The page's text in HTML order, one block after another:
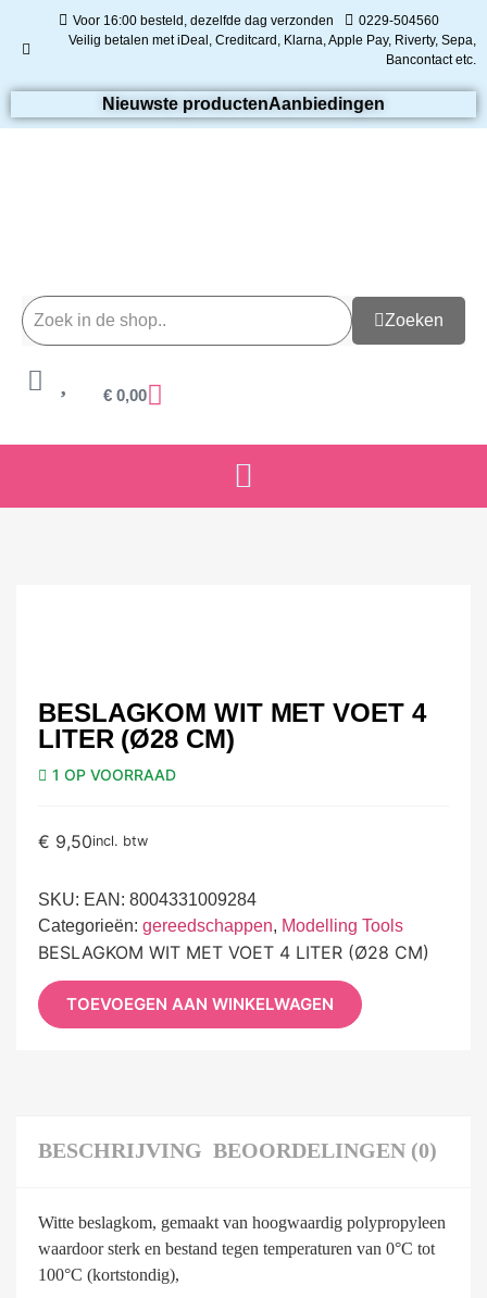
Voor 16:00 besteld, dezelfde dag verzonden
0229-504560
Veilig betalen met iDeal, Creditcard, Klarna, Apple Pay, Riverty, Sepa,
Bancontact etc.
Nieuwste productenAanbiedingen
Zoeken
€ 0,00
BESLAGKOM WIT MET VOET 4
LITER (Ø28 CM)
1 OP VOORRAAD
€ 9,50incl. btw
SKU: EAN: 8004331009284
Categorieën: gereedschappen, Modelling Tools
BESLAGKOM WIT MET VOET 4 LITER (Ø28 CM)
TOEVOEGEN AAN WINKELWAGEN
BESCHRIJVING BEOORDELINGEN (0)
Witte beslagkom, gemaakt van hoogwaardig polypropyleen
waardoor sterk en bestand tegen temperaturen van 0°C tot
100°C (kortstondig),